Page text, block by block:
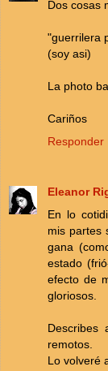
Dos cosas
"guerrilera
(soy asi)
La photo
Cariños
Responder
Eleanor
En lo
mis partes
gana
estado
efecto de
gloriosos.
remotos.
Lo volveré